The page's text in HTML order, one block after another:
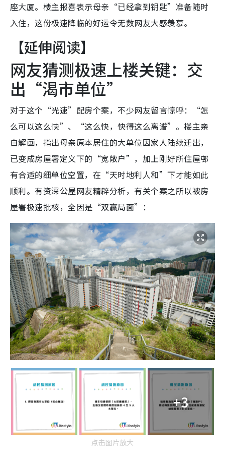
座大厦。楼主报喜表示母亲“已经拿到钥匙”准备随时
入住，这份极速降临的好运令无数网友大感羡慕。
【延伸阅读】
网友猜测极速上楼关键：交
出“渴市单位”
对于这个“光速”配房个案，不少网友留言惊呼：“怎
么可以这么快”、“这么快，快得这么离谱”。楼主亲
自解画，指出母亲原本居住的大单位因家人陆续迁出，
已变成房屋署定义下的“宽敞户”，加上刚好所住屋邨
有合适的细单位空置，在“天时地利人和”下才能如此
顺利。有资深公屋网友精辟分析，有关个案之所以被房
屋署极速批核，全因是“双赢局面”：
+3
点击图片放大